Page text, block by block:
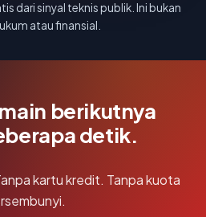
dari sinyal teknis publik. Ini bukan
atau finansial.
berikutnya
detik.
kartu kredit. Tanpa kuota